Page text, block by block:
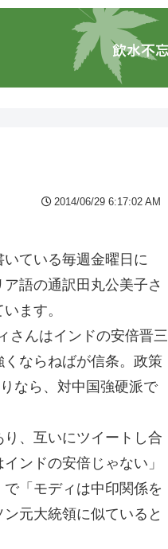
2014/06/29 6:17:02 AM
ている毎週金曜日に
語の通訳田丸公美子さ
ます。
さんはインドの安倍晋三
ならねばが信条。政策
なら、対中国強硬派で
、互いにツイートし合
ンドの安倍じゃない」
「モディは中印関係を
元大統領に似ていると